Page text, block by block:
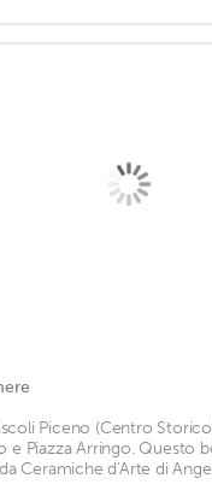
Piceno (Centro
e Piazza Arringo. Questo
Ceramiche d'Arte di